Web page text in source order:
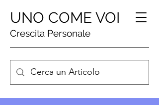
UNO COME VOI
Crescita Personale